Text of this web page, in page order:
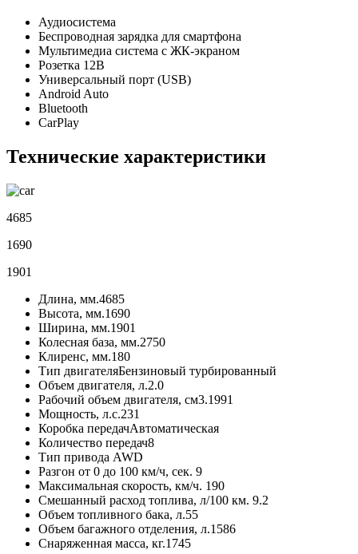
Аудиосистема
Беспроводная зарядка для смартфона
Мультимедиа система с ЖК-экраном
Розетка 12В
Универсальный порт (USB)
Android Auto
Bluetooth
CarPlay
Технические характеристики
4685
1690
1901
Длина, мм.4685
Высота, мм.1690
Ширина, мм.1901
Колесная база, мм.2750
Клиренс, мм.180
Тип двигателяБензиновый турбированный
Объем двигателя, л.2.0
Рабочий объем двигателя, см3.1991
Мощность, л.с.231
Коробка передачАвтоматическая
Количество передач8
Тип привода AWD
Разгон от 0 до 100 км/ч, сек. 9
Максимальная скорость, км/ч. 190
Смешанный расход топлива, л/100 км. 9.2
Объем топливного бака, л.55
Объем багажного отделения, л.1586
Снаряженная масса, кг.1745